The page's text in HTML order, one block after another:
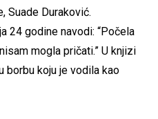
Suade Duraković.
24 godine navodi: “Počela
mogla pričati.” U knjizi
borbu koju je vodila kao